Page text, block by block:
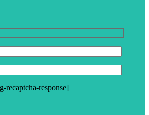
recaptcha-response]